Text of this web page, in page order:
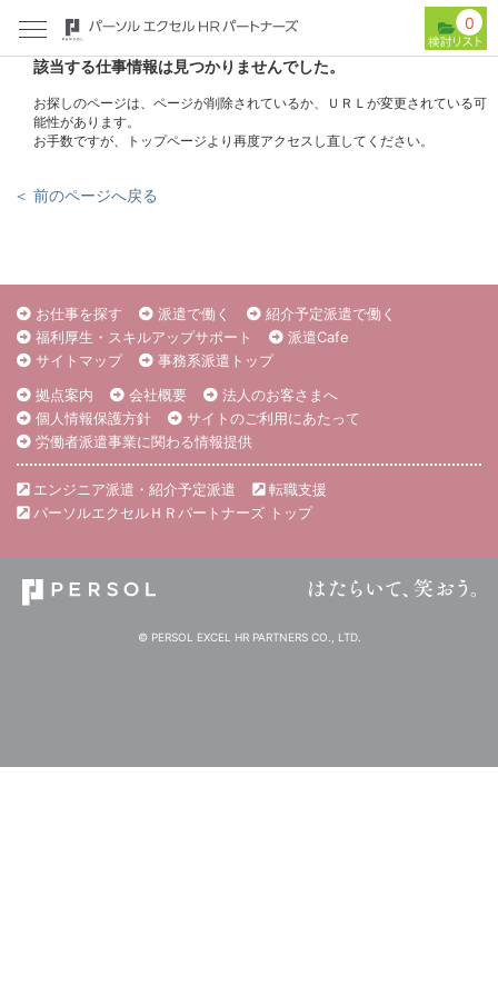
0
該当する仕事情報は見つかりませんでした。
お探しのページは、ページが削除されているか、ＵＲＬが変更されている可
能性があります。
お手数ですが、トップページより再度アクセスし直してください。
＜ 前のページへ戻る
お仕事を探す 派遣で働く
紹介予定派遣で働く
福利厚生・スキルアップサポート
派遣Cafe
サイトマップ
事務系派遣トップ
拠点案内
会社概要
法人のお客さまへ
個人情報保護方針
サイトのご利用にあたって
労働者派遣事業に関わる情報提供
エンジニア派遣・紹介予定派遣
転職支援
パーソルエクセルＨＲパートナーズ トップ
© PERSOL EXCEL HR PARTNERS CO., LTD.